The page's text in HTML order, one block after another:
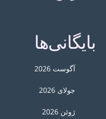
بایگانی‌ها
آگوست 2026
جولای 2026
ژوئن 2026